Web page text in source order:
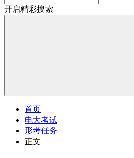
开启精彩搜索
首页
电大考试
形考任务
正文